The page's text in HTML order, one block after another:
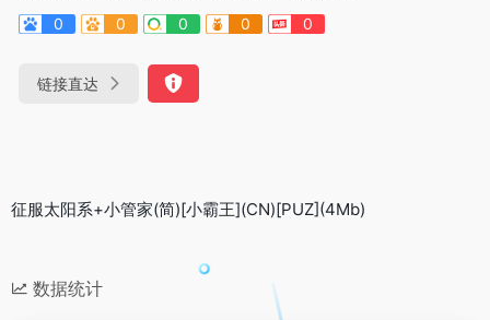
0
0 0 0 0
链接直达
征服太阳系+小管家(简)[小霸王](CN)[PUZ](4Mb)
数据统计